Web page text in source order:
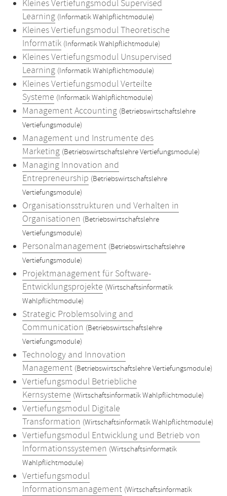
Kleines Vertiefungsmodul Supervised
Learning (Informatik Wahlpflichtmodule)
Kleines Vertiefungsmodul Theoretische
Informatik (Informatik Wahlpflichtmodule)
Kleines Vertiefungsmodul Unsupervised
Learning (Informatik Wahlpflichtmodule)
Kleines Vertiefungsmodul Verteilte
Systeme (Informatik Wahlpflichtmodule)
Management Accounting (Betriebswirtschaftslehre
Vertiefungsmodule)
Management und Instrumente des
Marketing (Betriebswirtschaftslehre Vertiefungsmodule)
Managing Innovation and
Entrepreneurship (Betriebswirtschaftslehre
Vertiefungsmodule)
Organisationsstrukturen und Verhalten in
Organisationen (Betriebswirtschaftslehre
Vertiefungsmodule)
Personalmanagement (Betriebswirtschaftslehre
Vertiefungsmodule)
Projektmanagement für Software-
Entwicklungsprojekte (Wirtschaftsinformatik
Wahlpflichtmodule)
Strategic Problemsolving and
Communication (Betriebswirtschaftslehre
Vertiefungsmodule)
Technology and Innovation
Management (Betriebswirtschaftslehre Vertiefungsmodule)
Vertiefungsmodul Betriebliche
Kernsysteme (Wirtschaftsinformatik Wahlpflichtmodule)
Vertiefungsmodul Digitale
Transformation (Wirtschaftsinformatik Wahlpflichtmodule)
Vertiefungsmodul Entwicklung und Betrieb von
Informationssystemen (Wirtschaftsinformatik
Wahlpflichtmodule)
Vertiefungsmodul
Informationsmanagement (Wirtschaftsinformatik